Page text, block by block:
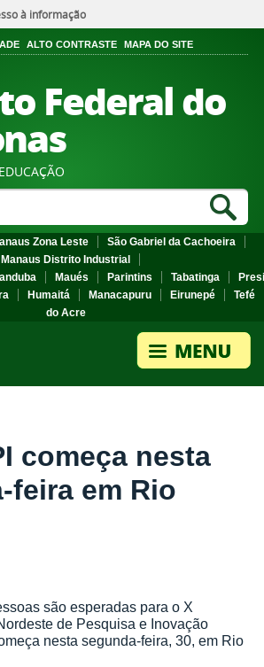
à informação
ALTO CONTRASTE MAPA DO SITE
Federal do
Zona Leste
São Gabriel da Cachoeira
Manaus Distrito Industrial
Maués Parintins Tabatinga
Humaitá Manacapuru Eirunepé
Tefé
do Acre
começa nesta
feira em Rio
são esperadas para o X
de Pesquisa e Inovação
nesta segunda-feira, 30, em Rio